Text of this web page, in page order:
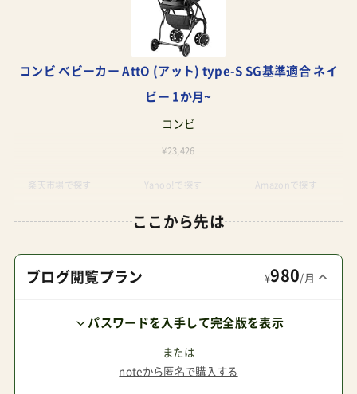
コンビ ベビーカー AttO (アット) type-S SG基準適合 ネイ
ビー 1か月~
コンビ
¥23,426
Amazonで探す
楽天市場で探す Yahoo!で探す
ここから先は
ブログ閲覧プラン ¥980/月
パスワードを入手して完全版を表示
または
noteから匿名で購入する